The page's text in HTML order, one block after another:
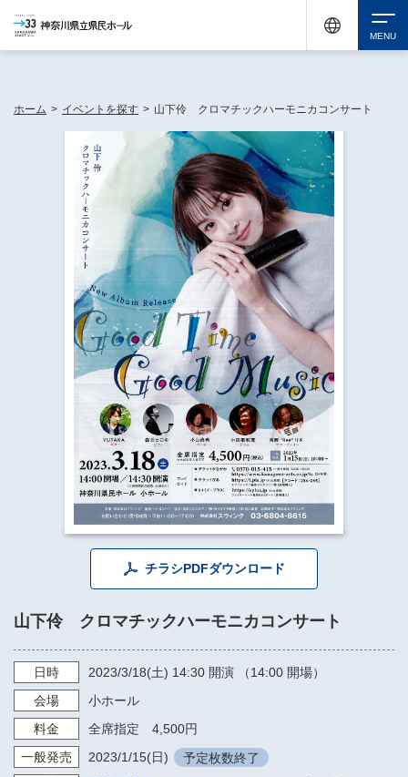
イベントを探す
・ イベント一覧
・ イベントカレンダー
休館中の県民ホールについて
・ 施設概要
・ パイプオルガン
・ 神奈川県民ホールの取り組み
神奈川県立県民ホールSNS
​​​​​​​​​​​​​神奈川県立県民ホール
ギャラリーSNS
チケット購入
ホーム > イベントを探す > 山下伶 クロマチックハーモニカコンサート
チラシPDFダウンロード
山下伶 クロマチックハーモニカコンサート
日時 2023/3/18(土) 14:30 開演 （14:00 開場）
会場
小ホール
料金
全席指定 4,500円
一般発売
2023/1/15(日)
予定枚数終了